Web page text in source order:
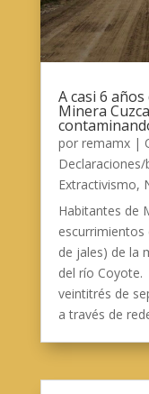
A casi 6
Minera
por remamx|
Extractivismo,
Habitantes de
escurrimientos
de jales) de la
del río
veintitrés de
a través de